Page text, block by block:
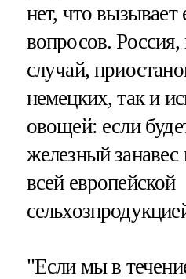
нет, что
вопросов. Россия,
случай,
немецких, так и
овощей: если
железный занавес
всей европейской
"Если мы в